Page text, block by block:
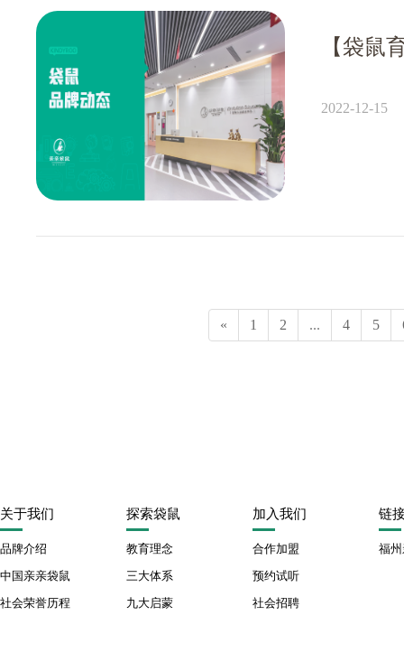
2022-12-15
« 1 2 ... 4 5
关于我们
品牌介绍
中国亲亲袋鼠
社会荣誉历程
探索袋鼠
教育理念
三大体系
九大启蒙
加入我们
合作加盟
预约试听
社会招聘
链
福